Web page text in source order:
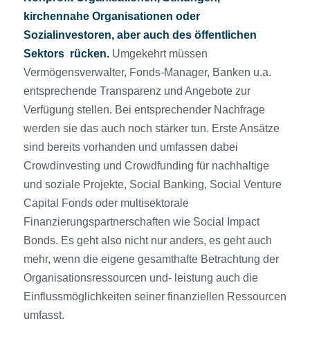
kirchennahe Organisationen oder
Sozialinvestoren, aber auch des öffentlichen
Sektors rücken.Umgekehrt müssen
Vermögensverwalter, Fonds-Manager, Banken u.a.
entsprechende Transparenz und Angebote zur
Verfügung stellen. Bei entsprechender Nachfrage
werden sie das auch noch stärker tun. Erste Ansätze
sind bereits vorhanden und umfassen dabei
Crowdinvesting und Crowdfunding für nachhaltige
und soziale Projekte, Social Banking, Social Venture
Capital Fonds oder multisektorale
Finanzierungspartnerschaften wie Social Impact
Bonds. Es geht also nicht nur anders, es geht auch
mehr, wenn die eigene gesamthafte Betrachtung der
Organisationsressourcen und- leistung auch die
Einflussmöglichkeiten seiner finanziellen Ressourcen
umfasst.